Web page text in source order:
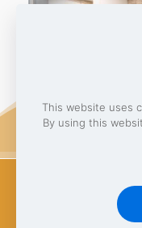
© Gasthof
This website uses
By using this